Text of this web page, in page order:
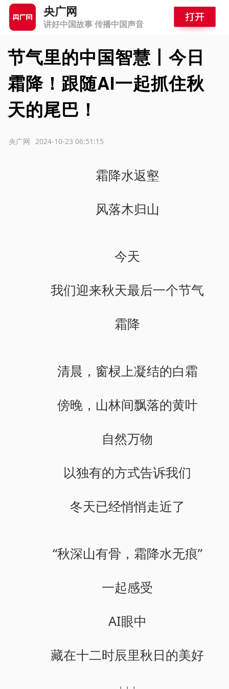
央广网
讲好中国故事 传播中国声音
节气里的中国智慧丨今日
霜降！跟随AI一起抓住秋
天的尾巴！
2024-10-23 06:51:15
央广网
霜降水返壑
风落木归山
今天
我们迎来秋天最后一个节气
霜降
清晨，窗棂上凝结的白霜
傍晚，山林间飘落的黄叶
自然万物
以独有的方式告诉我们
冬天已经悄悄走近了
“秋深山有骨，霜降水无痕”
一起感受
AI眼中
藏在十二时辰里秋日的美好